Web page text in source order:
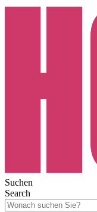
Suchen
Search